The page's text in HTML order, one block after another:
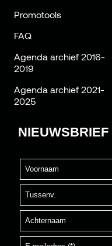
Promotools
FAQ
Agenda archief 2016-
2019
Agenda archief 2021-
2025